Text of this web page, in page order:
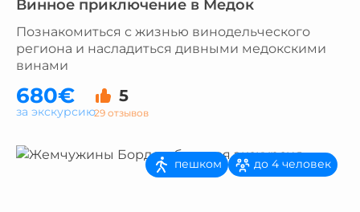
Винное приключение в Медок
Познакомиться с жизнью винодельческого
региона и насладиться дивными медокскими
винами
680€ 5
29 отзывов
за экскурсию
пешком до 4 человек